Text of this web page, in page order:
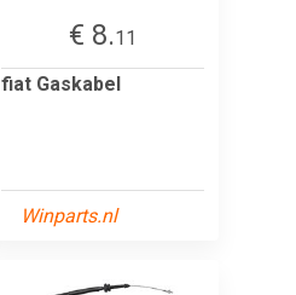
€ 8.11
fiat Gaskabel
Winparts.nl